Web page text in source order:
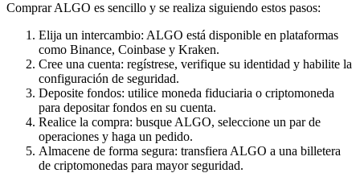
Comprar ALGO es sencillo y se realiza siguiendo estos pasos:
Elija un intercambio: ALGO está disponible en plataformas
como Binance, Coinbase y Kraken.
Cree una cuenta: regístrese, verifique su identidad y habilite la
configuración de seguridad.
Deposite fondos: utilice moneda fiduciaria o criptomoneda
para depositar fondos en su cuenta.
Realice la compra: busque ALGO, seleccione un par de
operaciones y haga un pedido.
Almacene de forma segura: transfiera ALGO a una billetera
de criptomonedas para mayor seguridad.